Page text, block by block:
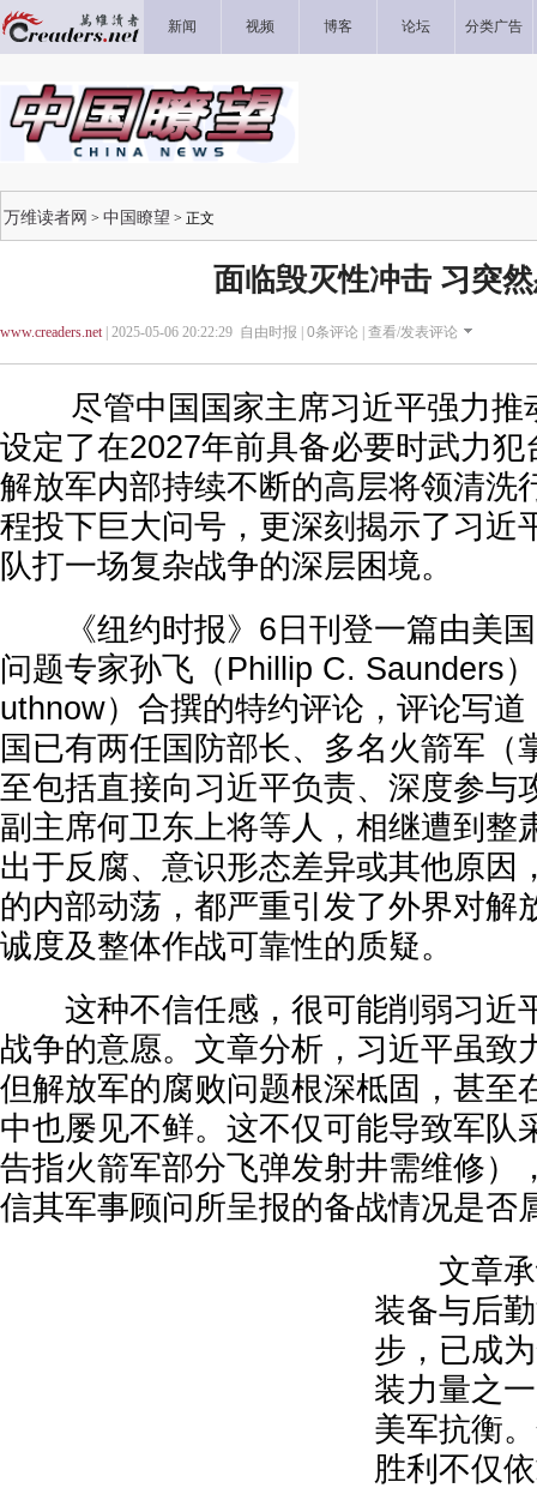
新闻 视频 博客 论坛 分类广告
万维读者网 > 中国瞭望 > 正文
面临毁灭性冲击 习突
www.creaders.net| 2025-05-06 20:22:29 自由时报 | 0条评论 | 查看/发表评论
尽管中国国家主席习近平强力推
设定了在2027年前具备必要时武力
解放军内部持续不断的高层将领清洗
程投下巨大问号，更深刻揭示了习近
队打一场复杂战争的深层困境。
《纽约时报》6日刊登一篇由美国
问题专家孙飞（Phillip C. Saunders
uthnow）合撰的特约评论，评论写
国已有两任国防部长、多名火箭军（
至包括直接向习近平负责、深度参与
副主席何卫东上将等人，相继遭到整
出于反腐、意识形态差异或其他原因
的内部动荡，都严重引发了外界对解
诚度及整体作战可靠性的质疑。
这种不信任感，很可能削弱习近
战争的意愿。文章分析，习近平虽致
但解放军的腐败问题根深柢固，甚至
中也屡见不鲜。这不仅可能导致军队
告指火箭军部分飞弹发射井需维修）
信其军事顾问所呈报的备战情况是否
文章承
装备与后
步，已成
装力量之
美军抗衡
胜利不仅